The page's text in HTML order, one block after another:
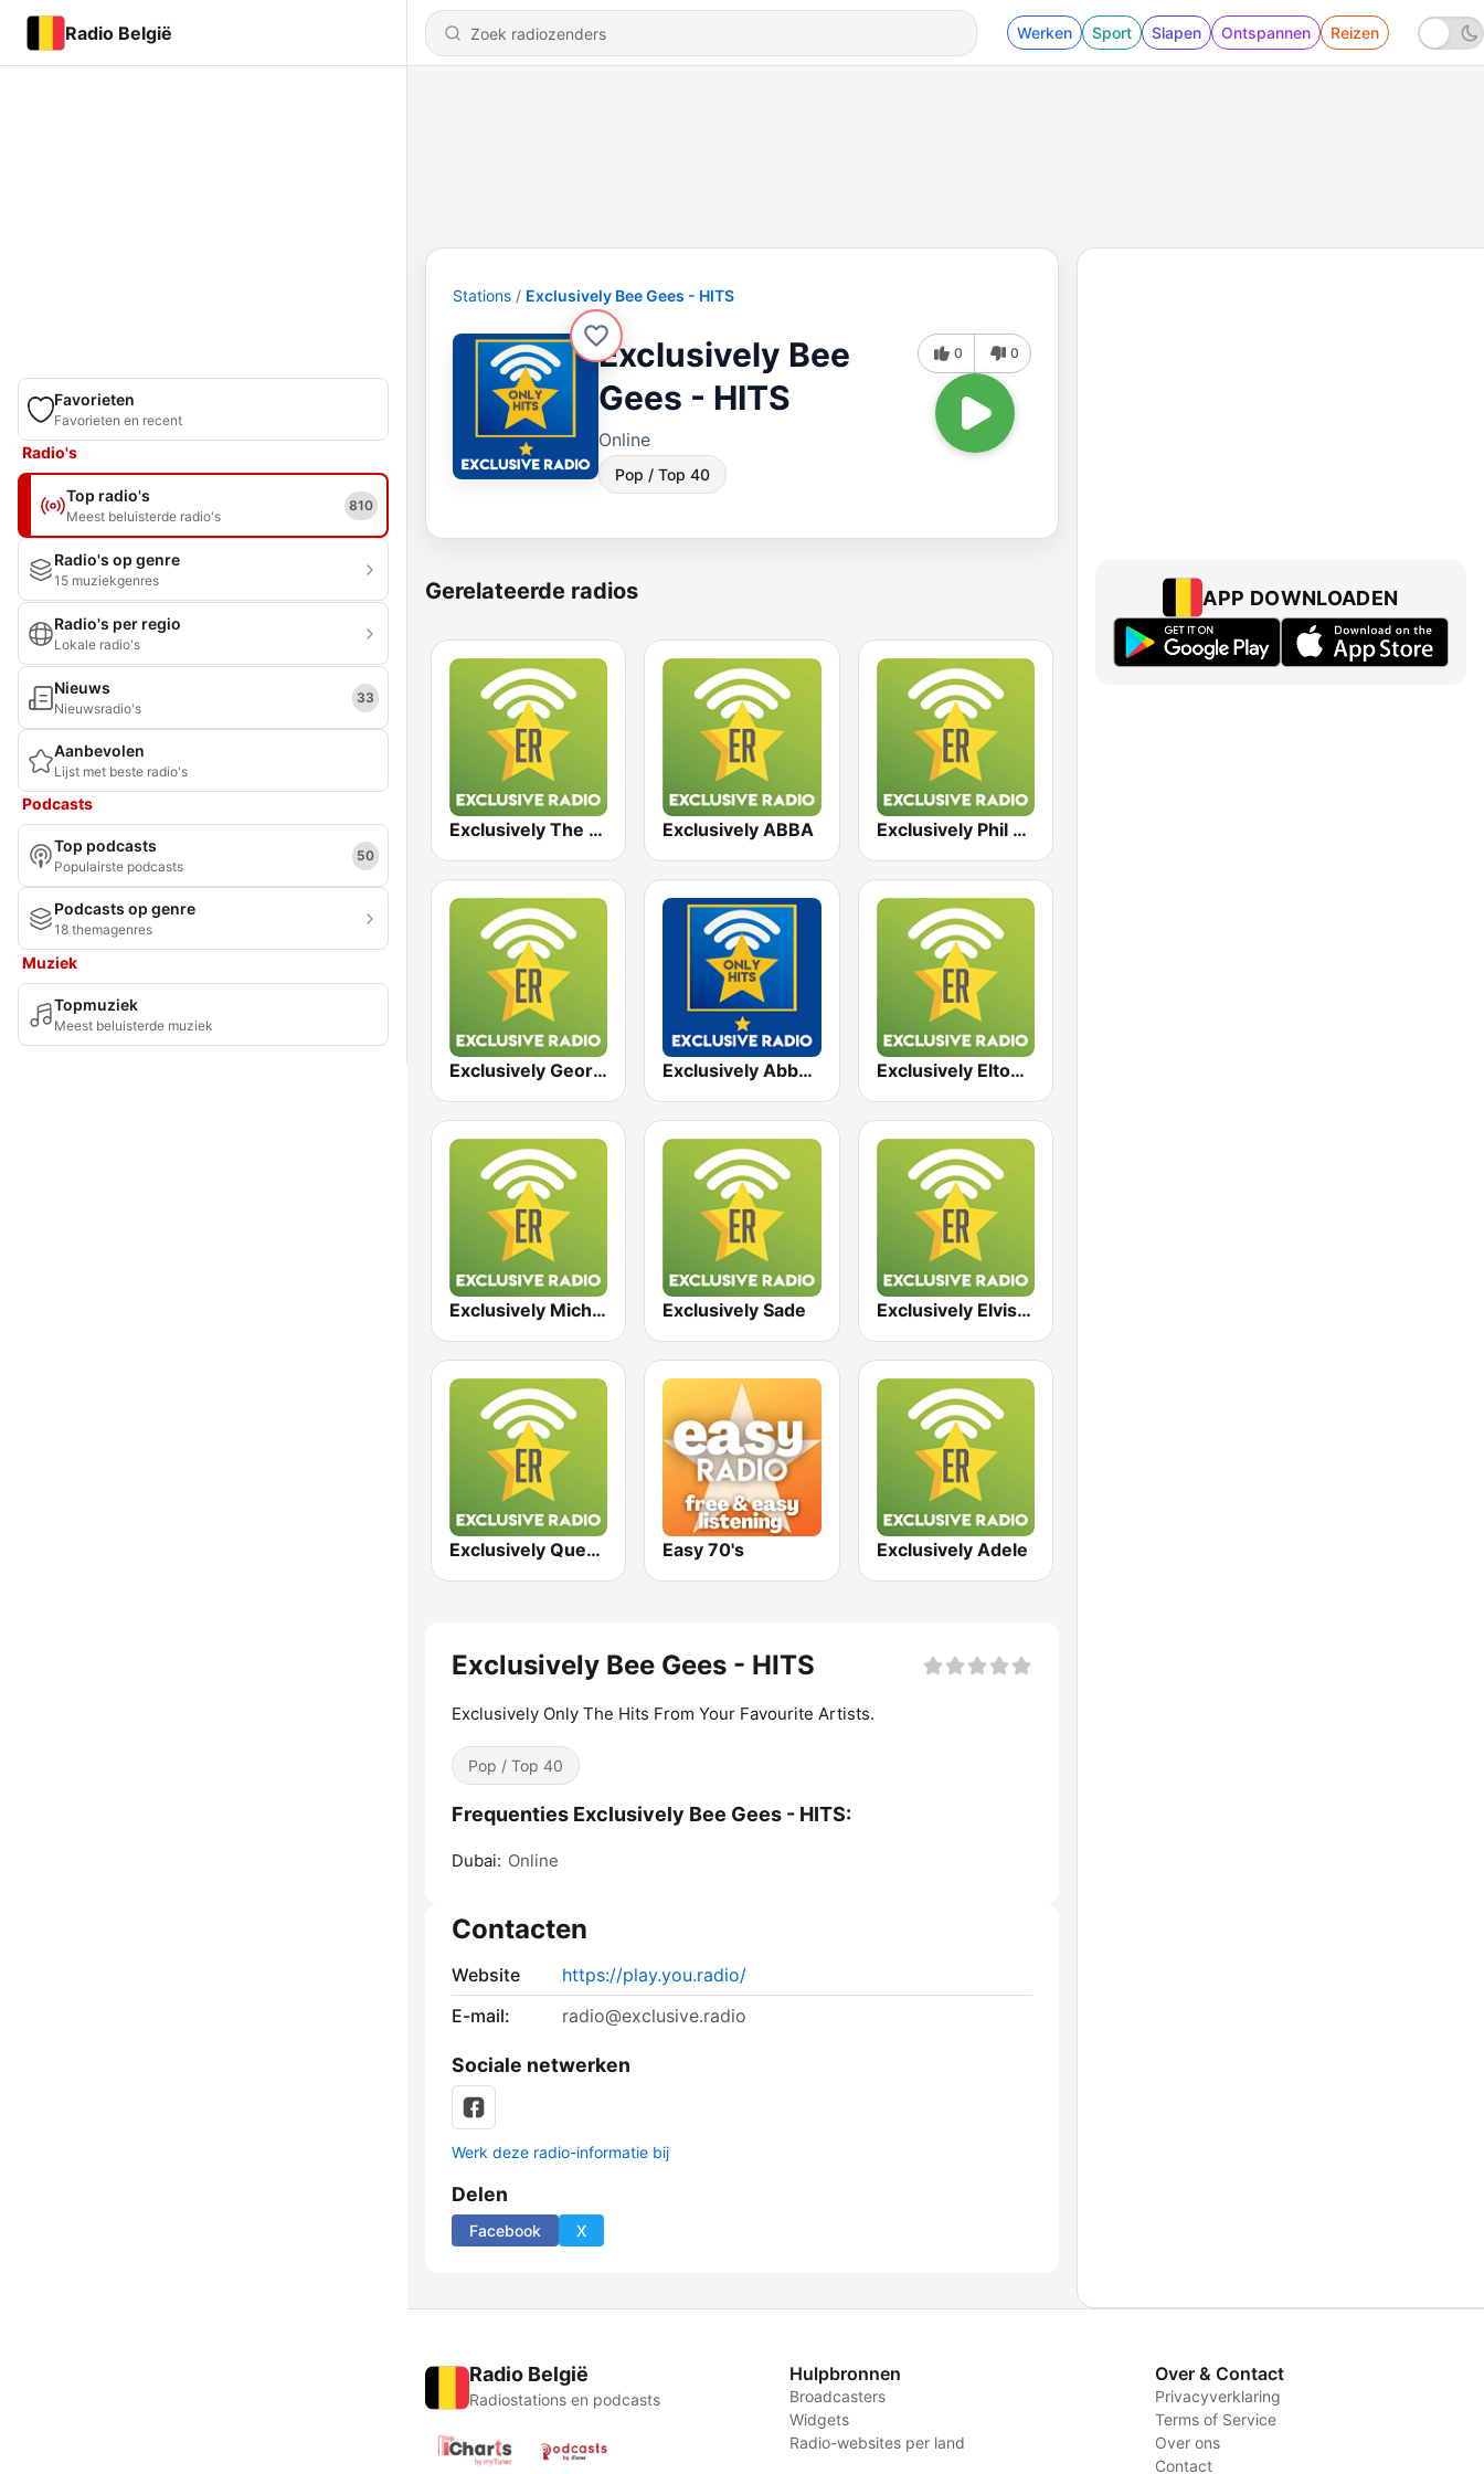
Radio België Werken Sport Slapen Ontspannen Reizen
Favorieten
Favorieten en recent
Radio's
Top radio's
Meest beluisterde radio's
810
Radio's op genre
15 muziekgenres
Radio's per regio
Lokale radio's
Nieuws
Nieuwsradio's
33
Aanbevolen
Lijst met beste radio's
Podcasts
Top podcasts
Populairste podcasts
50
Podcasts op genre
18 themagenres
Muziek
Topmuziek
Meest beluisterde muziek
Stations Exclusively Bee Gees - HITS
Exclusively Bee
Gees - HITS
Online
Pop / Top 40
0 0
Gerelateerde radios
Exclusively The Bee Gees Exclusively ABBA Exclusively Phil Collins
Exclusively George Michael Exclusively Abba - HITS Exclusively Elton John
Exclusively Michael Jackson Exclusively Sade Exclusively Elvis Presley
Exclusively Queen Easy 70's Exclusively Adele
Exclusively Bee Gees - HITS
Exclusively Only The Hits From Your Favourite Artists.
Pop / Top 40
Frequenties Exclusively Bee Gees - HITS:
Dubai: Online
Contacten
Website
https://play.you.radio/
E-mail:
radio@exclusive.radio
Sociale netwerken
Werk deze radio-informatie bij
Delen
Facebook X
APP DOWNLOADEN
Radio België
Radiostations en podcasts
Hulpbronnen
Broadcasters
Widgets
Radio-websites per land
Over & Contact
Privacyverklaring
Terms of Service
Over ons
Contact